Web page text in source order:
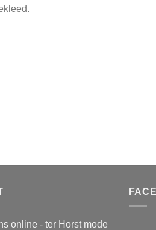
online - ter Horst mode